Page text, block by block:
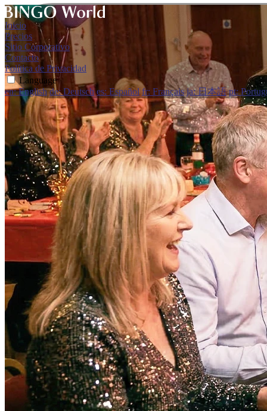
Inicio
Precios
Sitio Corporativo
Contacto
Política de Privacidad
Language
en: English de: Deutsch es: Español fr: Français ja: 日本語 pt: